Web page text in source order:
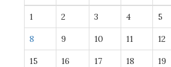
1 2 3 4 5
8 9 10 11 12
15 16 17 18 19